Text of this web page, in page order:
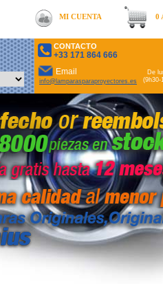
0
MI CUENTA
CONTACTO
+33 171 864 666
Email
info@lamparasparaproyectores.es
De
(9h30-